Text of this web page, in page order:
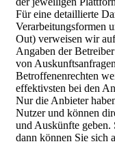
Für eine detaillierte
Verarbeitungsformen
Out) verweisen wir
Angaben der
von
Betroffenenrechten
effektivsten bei den
Nur die Anbieter
Nutzer und können
und Auskünfte
dann können Sie sich